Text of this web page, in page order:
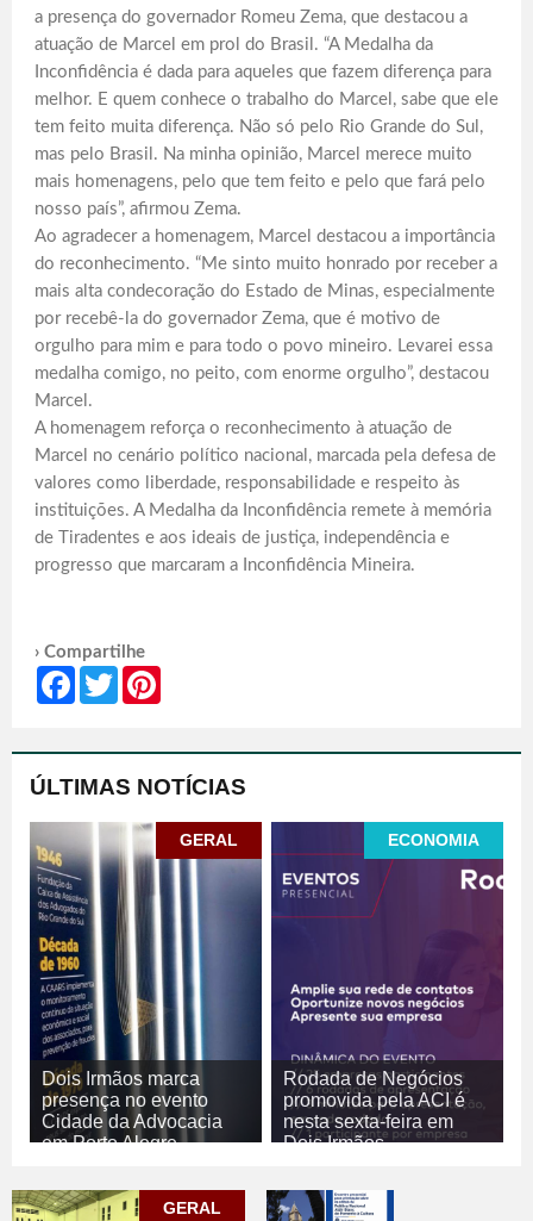
a presença do governador Romeu Zema, que destacou a
atuação de Marcel em prol do Brasil. “A Medalha da
Inconfidência é dada para aqueles que fazem diferença para
melhor. E quem conhece o trabalho do Marcel, sabe que ele
tem feito muita diferença. Não só pelo Rio Grande do Sul,
mas pelo Brasil. Na minha opinião, Marcel merece muito
mais homenagens, pelo que tem feito e pelo que fará pelo
nosso país”, afirmou Zema.
Ao agradecer a homenagem, Marcel destacou a importância
do reconhecimento. “Me sinto muito honrado por receber a
mais alta condecoração do Estado de Minas, especialmente
por recebê-la do governador Zema, que é motivo de
orgulho para mim e para todo o povo mineiro. Levarei essa
medalha comigo, no peito, com enorme orgulho”, destacou
Marcel.
A homenagem reforça o reconhecimento à atuação de
Marcel no cenário político nacional, marcada pela defesa de
valores como liberdade, responsabilidade e respeito às
instituições. A Medalha da Inconfidência remete à memória
de Tiradentes e aos ideais de justiça, independência e
progresso que marcaram a Inconfidência Mineira.
› Compartilhe
Facebook
Twitter
ÚLTIMAS NOTÍCIAS
GERAL
Dois Irmãos marca
presença no evento
Cidade da Advocacia
em Porto Alegre
ECONOMIA
Rodada de Negócios
promovida pela ACI é
nesta sexta-feira em
Dois Irmãos
ECONOMIA
GERAL